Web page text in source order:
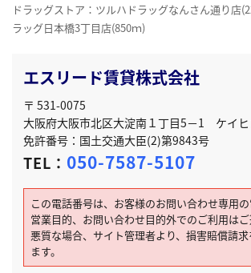
ドラッグストア：ツルハドラッグなんさん通り店
ラッグ日本橋3丁目店(850ｍ)
エスリード賃貸株式会社
〒 531-0075
大阪府大阪市北区大淀南１丁目5－1 ケイ
免許番号：国土交通大臣(2)第9843号
TEL： 050-7587-5107
この電話番号は、お客様のお問い合わせ専用の
営業目的、お問い合わせ目的外でのご利用はご
悪質な場合、サイト管理者より、損害賠償請
ます。